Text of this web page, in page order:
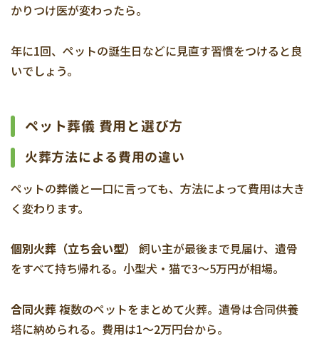
かりつけ医が変わったら。
年に1回、ペットの誕生日などに見直す習慣をつけると良
いでしょう。
ペット葬儀 費用と選び方
火葬方法による費用の違い
ペットの葬儀と一口に言っても、方法によって費用は大き
く変わります。
個別火葬（立ち会い型）
飼い主が最後まで見届け、遺骨
をすべて持ち帰れる。小型犬・猫で3〜5万円が相場。
合同火葬複数のペットをまとめて火葬。遺骨は合同供養
塔に納められる。費用は1〜2万円台から。